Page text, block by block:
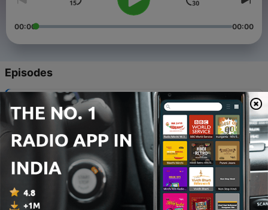
00:00 00:00
Episodes
యుద్ధంలో సామాన్యుడి ఓటమి
10 Apr 2026
43 - మీరు స్టారా? -5 స్టారా ?? ఇది వింటే మీకే తెలుస్తుంది....
42 - ఎన్నికలు బాబోయ్ ఎన్నికలు
03 May 2024